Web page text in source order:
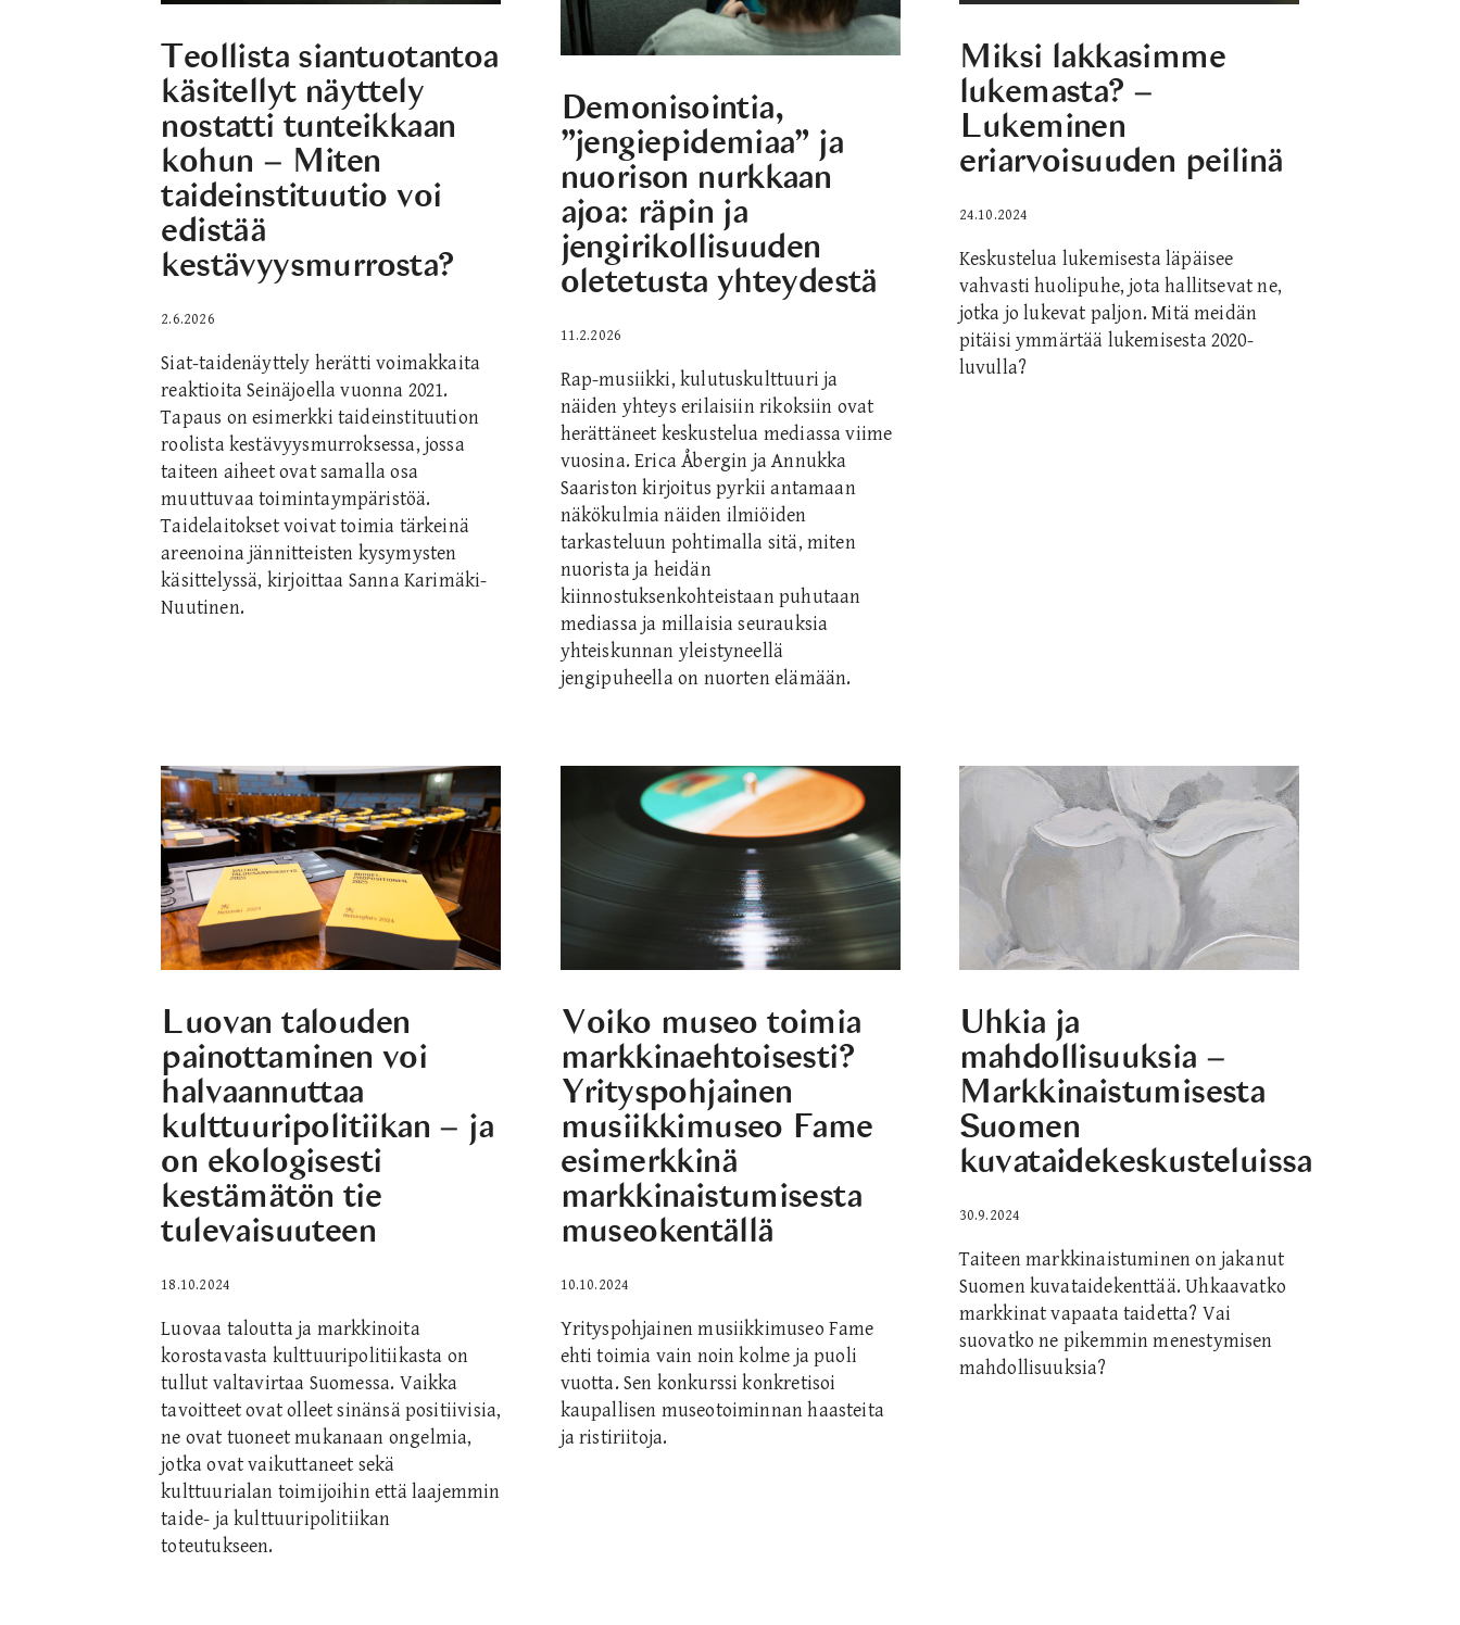
Teollista siantuotantoa
käsitellyt näyttely
nostatti tunteikkaan
kohun – Miten
taideinstituutio voi
edistää
kestävyysmurrosta?
2.6.2026
Siat-taidenäyttely herätti voimakkaita
reaktioita Seinäjoella vuonna 2021.
Tapaus on esimerkki taideinstituution
roolista kestävyysmurroksessa, jossa
taiteen aiheet ovat samalla osa
muuttuvaa toimintaympäristöä.
Taidelaitokset voivat toimia tärkeinä
areenoina jännitteisten kysymysten
käsittelyssä, kirjoittaa Sanna Karimäki-
Nuutinen.
Demonisointia,
”jengiepidemiaa” ja
nuorison nurkkaan
ajoa: räpin ja
jengirikollisuuden
oletetusta yhteydestä
11.2.2026
Rap-musiikki, kulutuskulttuuri ja
näiden yhteys erilaisiin rikoksiin ovat
herättäneet keskustelua mediassa viime
vuosina. Erica Åbergin ja Annukka
Saariston kirjoitus pyrkii antamaan
näkökulmia näiden ilmiöiden
tarkasteluun pohtimalla sitä, miten
nuorista ja heidän
kiinnostuksenkohteistaan puhutaan
mediassa ja millaisia seurauksia
yhteiskunnan yleistyneellä
jengipuheella on nuorten elämään.
Miksi lakkasimme
lukemasta? –
Lukeminen
eriarvoisuuden peilinä
24.10.2024
Keskustelua lukemisesta läpäisee
vahvasti huolipuhe, jota hallitsevat ne,
jotka jo lukevat paljon. Mitä meidän
pitäisi ymmärtää lukemisesta 2020-
luvulla?
Luovan talouden
painottaminen voi
halvaannuttaa
kulttuuripolitiikan – ja
on ekologisesti
kestämätön tie
tulevaisuuteen
18.10.2024
Luovaa taloutta ja markkinoita
korostavasta kulttuuripolitiikasta on
tullut valtavirtaa Suomessa. Vaikka
tavoitteet ovat olleet sinänsä positiivisia,
ne ovat tuoneet mukanaan ongelmia,
jotka ovat vaikuttaneet sekä
kulttuurialan toimijoihin että laajemmin
taide- ja kulttuuripolitiikan
toteutukseen.
Voiko museo toimia
markkinaehtoisesti?
Yrityspohjainen
musiikkimuseo Fame
esimerkkinä
markkinaistumisesta
museokentällä
10.10.2024
Yrityspohjainen musiikkimuseo Fame
ehti toimia vain noin kolme ja puoli
vuotta. Sen konkurssi konkretisoi
kaupallisen museotoiminnan haasteita
ja ristiriitoja.
Uhkia ja
mahdollisuuksia –
Markkinaistumisesta
Suomen
kuvataidekeskusteluissa
30.9.2024
Taiteen markkinaistuminen on jakanut
Suomen kuvataidekenttää. Uhkaavatko
markkinat vapaata taidetta? Vai
suovatko ne pikemmin menestymisen
mahdollisuuksia?